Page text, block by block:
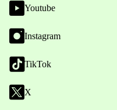
Youtube
Instagram
TikTok
X